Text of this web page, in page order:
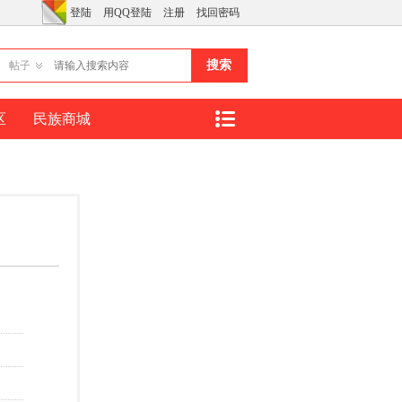
登陆 用QQ登陆 注册 找回密码
帖子 搜索
民族商城